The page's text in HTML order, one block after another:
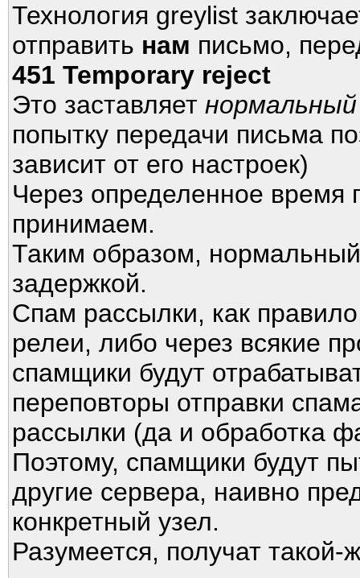
Технология greylist
отправить нам письмо,
451 Temporary reject
Это заставляет нормальный
попытку передачи письма
зависит от его настроек)
Через определенное время
принимаем.
Таким образом,
задержкой.
Спам рассылки, как
релеи, либо через всякие
спамщики будут
переповторы отправки
рассылки (да и обработка
Поэтому, спамщики будут
другие сервера, наивно
конкретный узел.
Разумеется, получат